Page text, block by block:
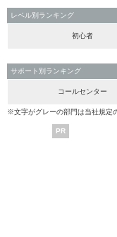
レベル別ランキング
初心者
サポート別ランキング
コールセンター
※文字がグレーの部門は当社規定
PR